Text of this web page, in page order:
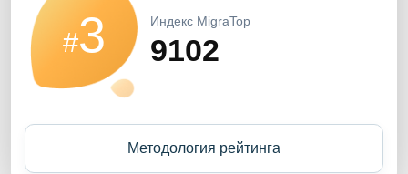
#3 Индекс MigraTop
9102
Методология рейтинга